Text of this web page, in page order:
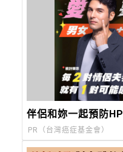
伴侶和妳一起預防
PR（台灣癌症基金會）